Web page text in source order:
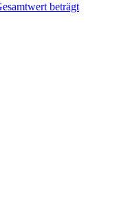
beträgt